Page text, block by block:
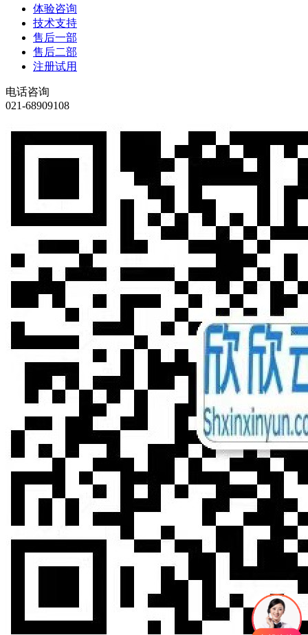
体验咨询
技术支持
售后一部
售后二部
注册试用
电话咨询
021-68909108